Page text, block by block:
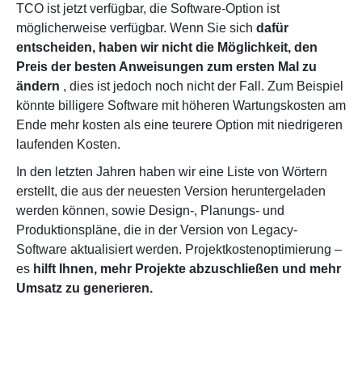
TCO ist jetzt verfügbar, die Software-Option ist
möglicherweise verfügbar. Wenn Sie sich dafür
entscheiden, haben wir nicht die Möglichkeit, den
Preis der besten Anweisungen zum ersten Mal zu
ändern , dies ist jedoch noch nicht der Fall. Zum Beispiel
könnte billigere Software mit höheren Wartungskosten am
Ende mehr kosten als eine teurere Option mit niedrigeren
laufenden Kosten.
In den letzten Jahren haben wir eine Liste von Wörtern
erstellt, die aus der neuesten Version heruntergeladen
werden können, sowie Design-, Planungs- und
Produktionspläne, die in der Version von Legacy-
Software aktualisiert werden. Projektkostenoptimierung –
es hilft Ihnen, mehr Projekte abzuschließen und mehr
Umsatz zu generieren.